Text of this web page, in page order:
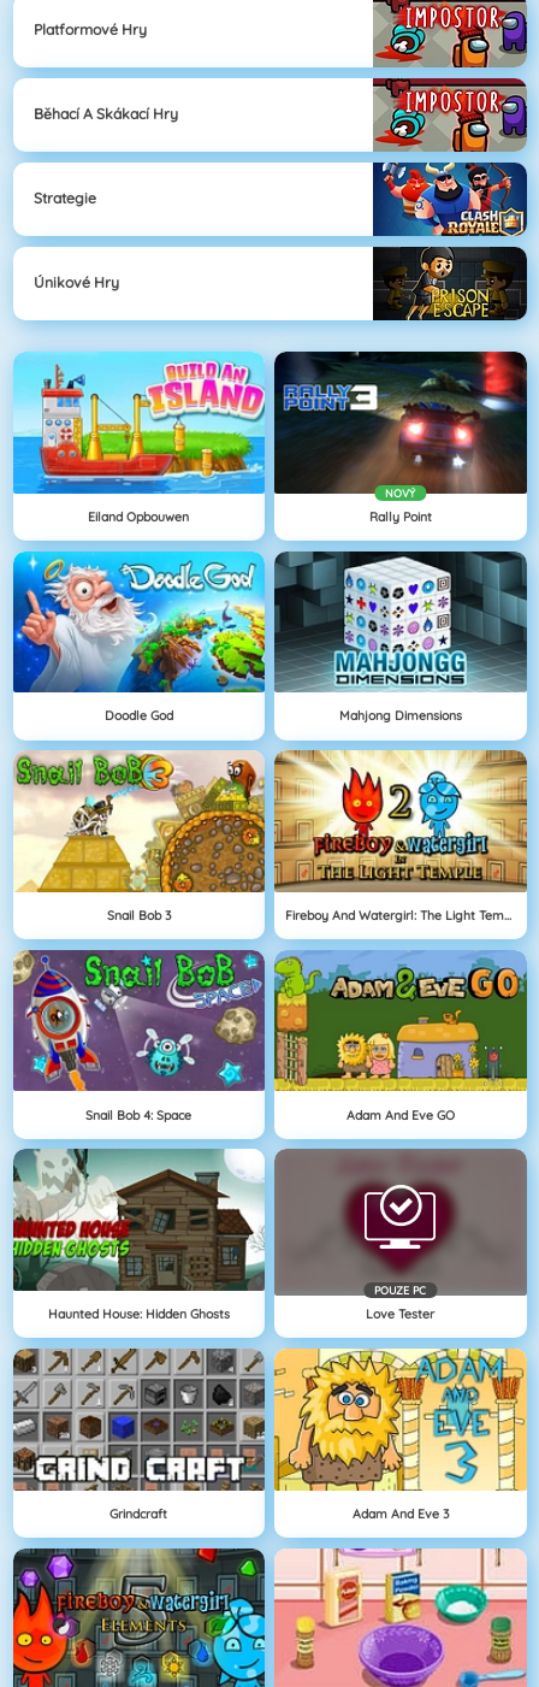
Platformové Hry
Běhací A Skákací Hry
Strategie
Únikové Hry
Eiland Opbouwen
NOVÝ
Rally Point
Doodle God Mahjong Dimensions
Snail Bob 3 Fireboy And Watergirl: The Light Temple
Snail Bob 4: Space Adam And Eve GO
Haunted House: Hidden Ghosts
POUZE PC
Love Tester
Grindcraft Adam And Eve 3